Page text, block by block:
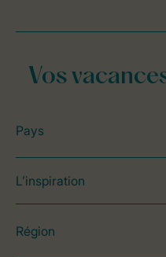
Vos
Pays
L’inspiration
Région